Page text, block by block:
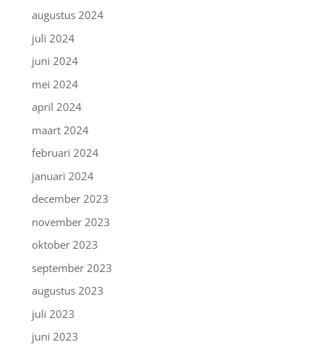
augustus 2024
juli 2024
juni 2024
mei 2024
april 2024
maart 2024
februari 2024
januari 2024
december 2023
november 2023
oktober 2023
september 2023
augustus 2023
juli 2023
juni 2023